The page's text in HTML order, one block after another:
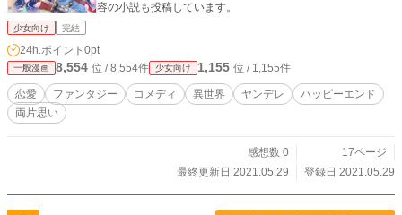
容の小説も投稿しています。
少女向け 完結
24h.ポイント 0pt
一般漫画 8,554 位 / 8,554件 少女向け 1,155 位 / 1,155件
恋愛 ファンタジー コメディ 異世界 ヤンデレ
ハッピーエンド
両片思い
感想数 0
17ページ
最終更新日 2021.05.29
登録日 2021.05.29